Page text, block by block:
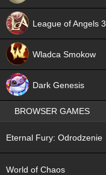
League of Angels 3
Wladca Smokow
Dark Genesis
BROWSER GAMES
Eternal Fury: Odrodzenie
World of Chaos